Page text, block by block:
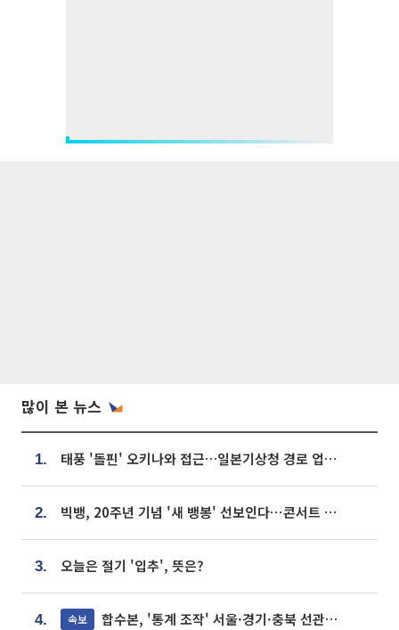
많이 본 뉴스
1. 태풍 '돌핀' 오키나와 접근…일본기상청 경로 업데이트
2. 빅뱅, 20주년 기념 '새 뱅봉' 선보인다⋯콘서트 앞두고 팝업 개최
3. 오늘은 절기 '입추', 뜻은?
4. 속보 합수본, '통계 조작' 서울·경기·충북 선관위 등 추가 압수수색